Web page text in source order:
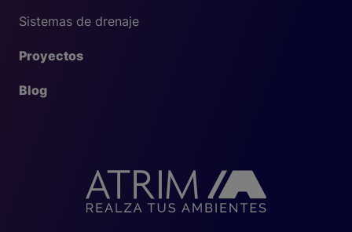
Sistemas de drenaje
Proyectos
Blog